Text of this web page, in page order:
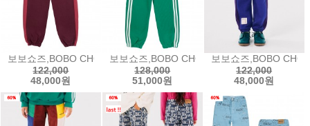
보보쇼즈,BOBO CHOSES B.C. Vintage jogging pants비씨 빈티지
122,000
48,000원
보보쇼즈,BOBO CHOSES B.C Shadow
128,000
51,000원
보보쇼즈,BOBO
122,000
48,000원